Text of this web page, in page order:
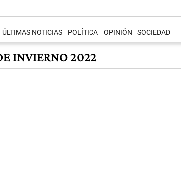
ÚLTIMAS NOTICIAS POLÍTICA OPINIÓN SOCIEDAD
INVIERNO 2022